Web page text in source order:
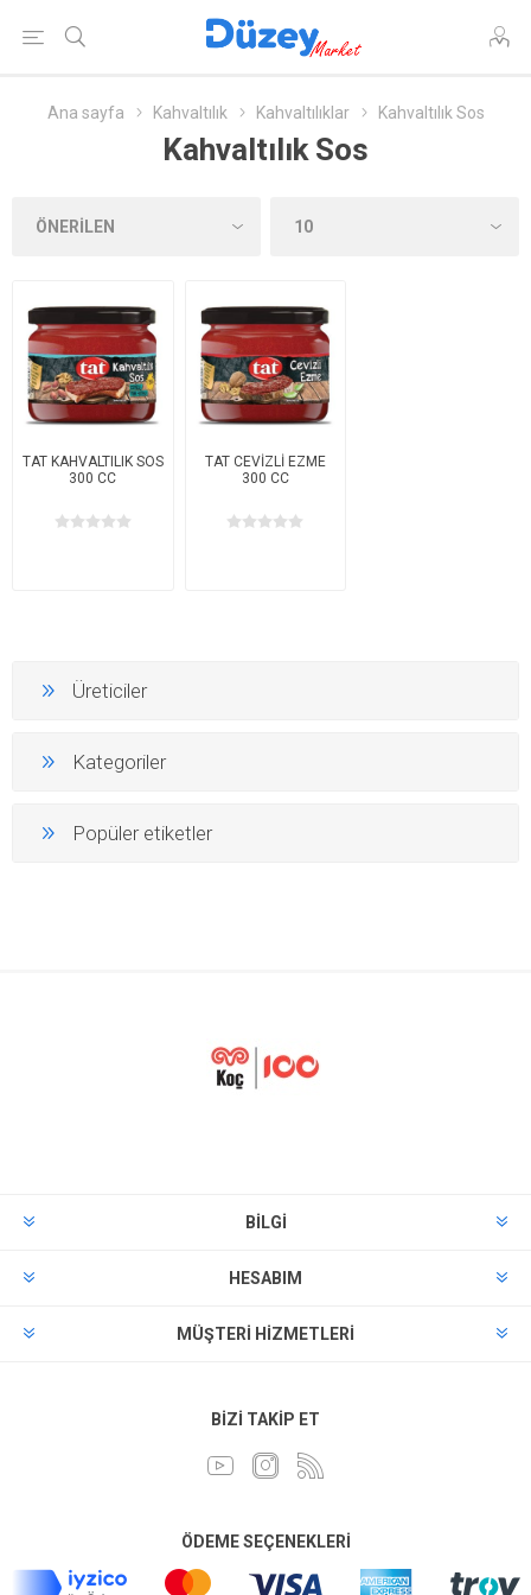
Ana sayfa Kahvaltılık Kahvaltılıklar Kahvaltılık Sos
Kahvaltılık Sos
TAT KAHVALTILIK SOS
300 CC
TAT CEVİZLİ EZME
300 CC
Üreticiler
Kategoriler
Popüler etiketler
BILGI
HESABIM
MÜŞTERI HIZMETLERI
BIZI TAKIP ET
ÖDEME SEÇENEKLERI